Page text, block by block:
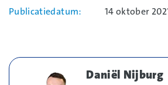
Publicatiedatum
14 oktober
Daniël Nijburg